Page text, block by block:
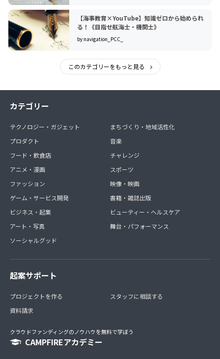
【海事教育×YouTube】知識ゼロから始められ
る！《目指せ航海士・機関士》
by navigation_PCC_
このカテゴリーをもっと見る
カテゴリー
テクノロジー・ガジェット
プロダクト
フード・飲食店
アニメ・漫画
ファッション
ゲーム・サービス開発
ビジネス・起業
アート・写真
ソーシャルグッド
まちづくり・地域活性化
音楽
チャレンジ
スポーツ
映像・映画
書籍・雑誌出版
ビューティー・ヘルスケア
舞台・パフォーマンス
起案サポート
プロジェクトを作る
資料請求
スタッフに相談する
クラウドファンディングのノウハウを無料で学ぼう
CAMPFIREアカデミー